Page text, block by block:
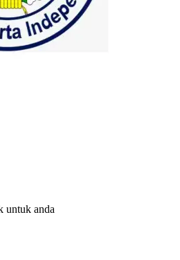
untuk anda